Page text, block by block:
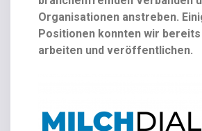
Organisationen anstreben.
Positionen konnten wir
arbeiten und veröffentlichen.